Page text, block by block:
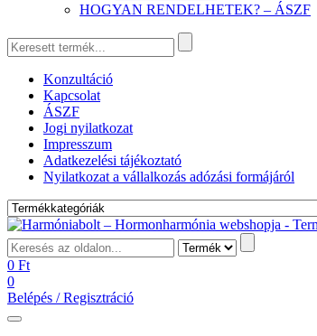
HOGYAN RENDELHETEK? – ÁSZF
Konzultáció
Kapcsolat
ÁSZF
Jogi nyilatkozat
Impresszum
Adatkezelési tájékoztató
Nyilatkozat a vállalkozás adózási formájáról
0 Ft
0
Belépés / Regisztráció